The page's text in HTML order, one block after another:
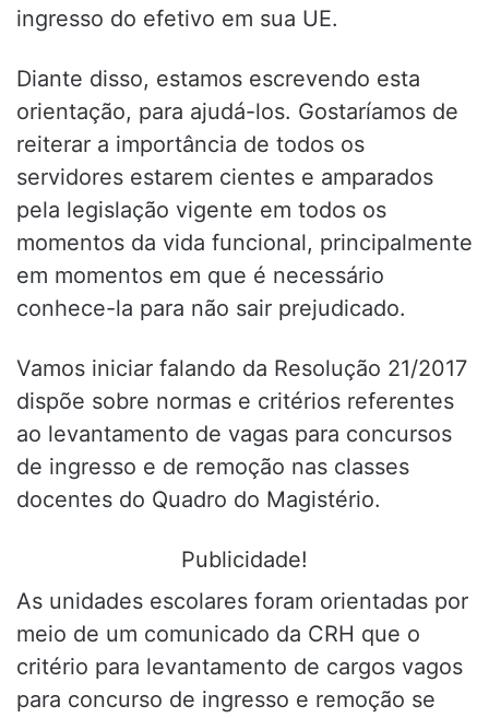
ingresso do efetivo em sua UE.
Diante disso, estamos escrevendo esta
orientação, para ajudá-los. Gostaríamos de
reiterar a importância de todos os
servidores estarem cientes e amparados
pela legislação vigente em todos os
momentos da vida funcional, principalmente
em momentos em que é necessário
conhece-la para não sair prejudicado.
Vamos iniciar falando da Resolução 21/2017
dispõe sobre normas e critérios referentes
ao levantamento de vagas para concursos
de ingresso e de remoção nas classes
docentes do Quadro do Magistério.
Publicidade!
As unidades escolares foram orientadas por
meio de um comunicado da CRH que o
critério para levantamento de cargos vagos
para concurso de ingresso e remoção se